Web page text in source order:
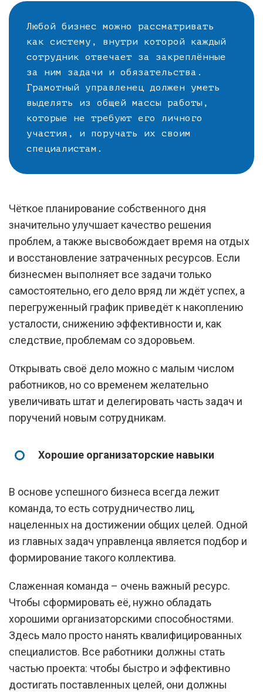
Любой бизнес можно рассматривать
как систему, внутри которой каждый
сотрудник отвечает за закреплённые
за ним задачи и обязательства.
Грамотный управленец должен уметь
выделять из общей массы работы,
которые не требуют его личного
участия, и поручать их своим
специалистам.
Чёткое планирование собственного дня
значительно улучшает качество решения
проблем, а также высвобождает время на отдых
и восстановление затраченных ресурсов. Если
бизнесмен выполняет все задачи только
самостоятельно, его дело вряд ли ждёт успех, а
перегруженный график приведёт к накоплению
усталости, снижению эффективности и, как
следствие, проблемам со здоровьем.
Открывать своё дело можно с малым числом
работников, но со временем желательно
увеличивать штат и делегировать часть задач и
поручений новым сотрудникам.
Хорошие организаторские навыки
В основе успешного бизнеса всегда лежит
команда, то есть сотрудничество лиц,
нацеленных на достижении общих целей. Одной
из главных задач управленца является подбор и
формирование такого коллектива.
Слаженная команда – очень важный ресурс.
Чтобы сформировать её, нужно обладать
хорошими организаторскими способностями.
Здесь мало просто нанять квалифицированных
специалистов. Все работники должны стать
частью проекта: чтобы быстро и эффективно
достигать поставленных целей, они должны